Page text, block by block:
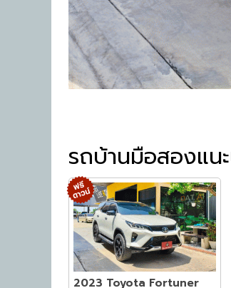
รถบ้านมือสองแน
2023 Toyota Fortuner